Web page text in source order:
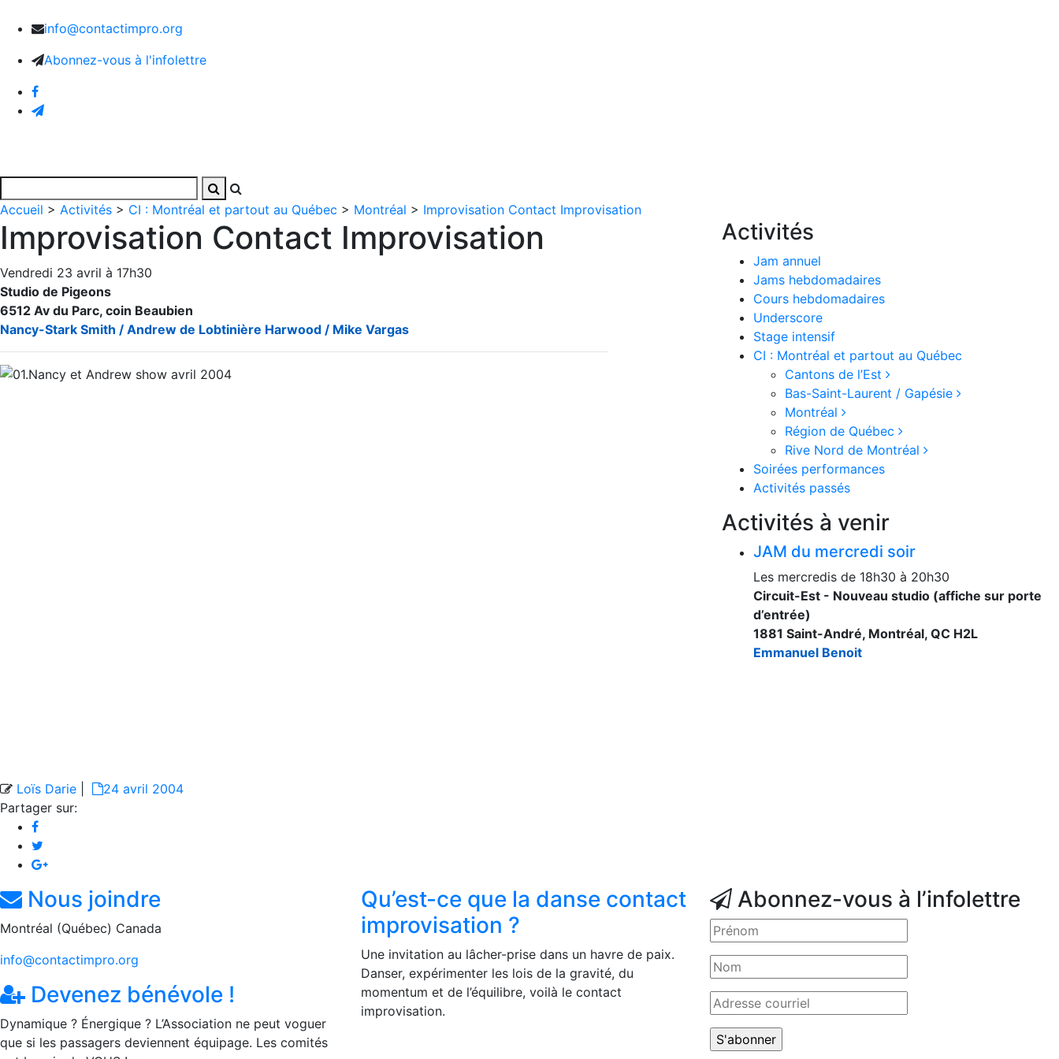
info@contactimpro.org
Abonnez-vous à l'infolettre
Accueil > Activités > CI : Montréal et partout au Québec > Montréal > Improvisation Contact Improvisation
Improvisation Contact Improvisation
Vendredi 23 avril à 17h30
Studio de Pigeons
6512 Av du Parc, coin Beaubien
Nancy-Stark Smith / Andrew de Lobtinière Harwood / Mike Vargas
Loïs Darie
24 avril 2004
Partager sur:
Activités
Jam annuel
Jams hebdomadaires
Cours hebdomadaires
Underscore
Stage intensif
CI : Montréal et partout au Québec
Cantons de l’Est
Bas-Saint-Laurent / Gapésie
Montréal
Région de Québec
Rive Nord de Montréal
Soirées performances
Activités passés
Activités à venir
JAM du mercredi soir
Les mercredis de 18h30 à 20h30
Circuit-Est - Nouveau studio (affiche sur porte
d’entrée)
1881 Saint-André, Montréal, QC H2L
Emmanuel Benoit
Nous joindre
Montréal (Québec) Canada
info@contactimpro.org
Devenez bénévole !
Dynamique ? Énergique ? L’Association ne peut voguer
que si les passagers deviennent équipage. Les comités
Qu’est-ce que la danse contact
improvisation ?
Une invitation au lâcher-prise dans un havre de paix.
Danser, expérimenter les lois de la gravité, du
momentum et de l’équilibre, voilà le contact
improvisation.
Abonnez-vous à l’infolettre